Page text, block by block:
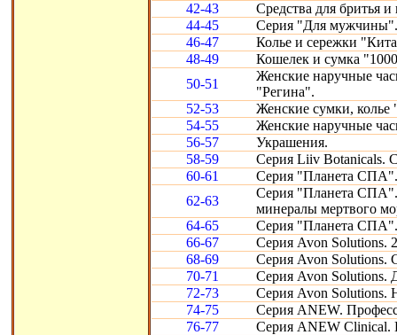
42-43
Средства для бритья
44-45
Серия "Для мужчины".
46-47
Колье и сережки
48-49
Кошелек и сумка
50-51
Женские наручные
"Регина".
52-53
Женские сумки, колье
54-55
Женские наручные
56-57
Украшения.
58-59
Серия Liiv Botanicals.
60-61
Серия "Планета СПА".
62-63
Серия "Планета СПА".
минералы мертвого
64-65
Серия "Планета
66-67
Серия Avon Solutions.
68-69
Серия Avon Solutions.
70-71
Серия Avon Solutions.
72-73
Серия Avon Solutions.
74-75
Серия ANEW.
76-77
Серия ANEW Clinical.